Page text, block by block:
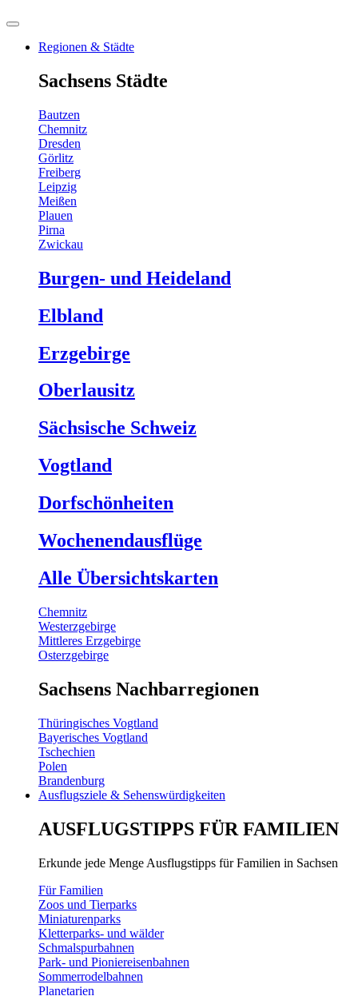
Regionen & Städte
Sachsens Städte
Bautzen
Chemnitz
Dresden
Görlitz
Freiberg
Leipzig
Meißen
Plauen
Pirna
Zwickau
Burgen- und Heideland
Elbland
Erzgebirge
Oberlausitz
Sächsische Schweiz
Vogtland
Dorfschönheiten
Wochenendausflüge
Alle Übersichtskarten
Chemnitz
Westerzgebirge
Mittleres Erzgebirge
Osterzgebirge
Sachsens Nachbarregionen
Thüringisches Vogtland
Bayerisches Vogtland
Tschechien
Polen
Brandenburg
Ausflugsziele & Sehenswürdigkeiten
AUSFLUGSTIPPS FÜR FAMILIEN
Erkunde jede Menge Ausflugstipps für Familien in Sachsen
Für Familien
Zoos und Tierparks
Miniaturenparks
Kletterparks- und wälder
Schmalspurbahnen
Park- und Pioniereisenbahnen
Sommerrodelbahnen
Planetarien